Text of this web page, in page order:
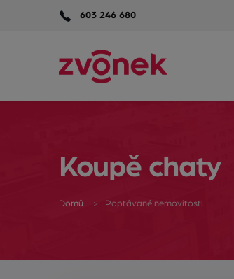
603 246 680
Koupě chaty
Domů Poptávané nemovitosti